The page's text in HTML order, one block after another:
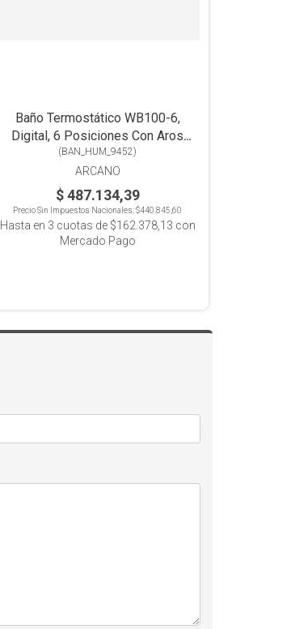
Baño Termostático WB100-6,
Digital, 6 Posiciones Con Aros
Concéntricos, 18L
(BAN_HUM_9452)
ARCANO
$ 487.134,39
Precio Sin Impuestos Nacionales:$440.845,60
Hasta en 3 cuotas de $162.378,13 con
Mercado Pago